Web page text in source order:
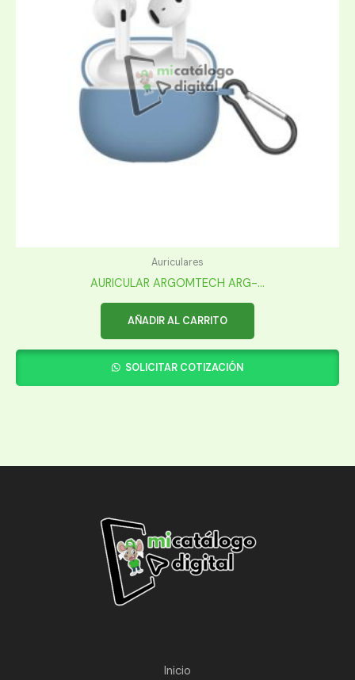
Auriculares
AURICULAR ARGOMTECH ARG-...
AÑADIR AL CARRITO
SOLICITAR COTIZACIÓN
Inicio